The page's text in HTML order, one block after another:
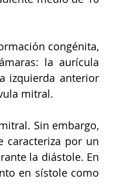
congénita,
la aurícula
izquierda anterior
mitral.
Sin embargo,
caracteriza por un
la diástole. En
en sístole como